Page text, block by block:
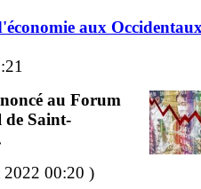
aux
au Forum
Saint-
00:20 )